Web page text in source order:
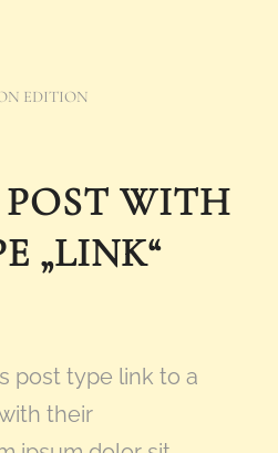
EDITION
WITH
„LINK“
post type link to a
their